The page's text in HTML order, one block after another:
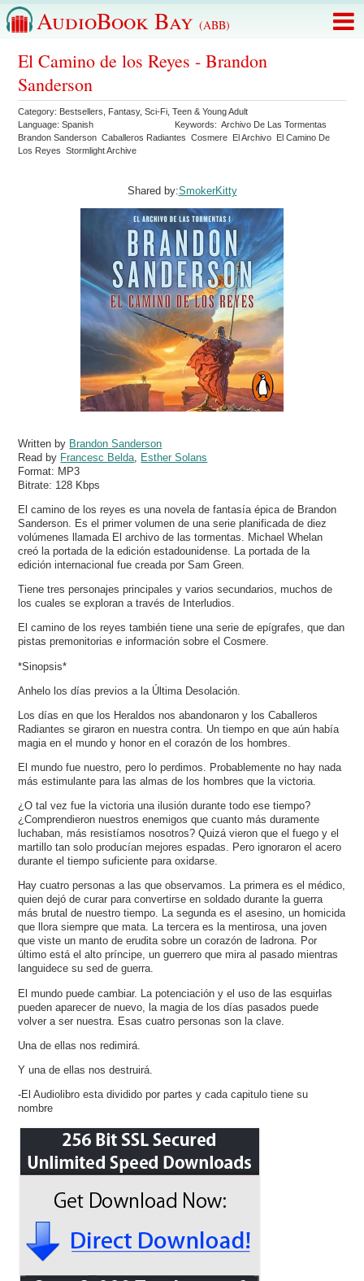
AudioBook Bay (ABB)
El Camino de los Reyes - Brandon
Sanderson
Category: Bestsellers Fantasy,Sci-Fi ,Teen & Young Adult
Language:Spanish Keywords:Archivo De Las Tormentas
Brandon Sanderson Caballeros Radiantes Cosmere El Archivo El Camino De
Los Reyes
Stormlight Archive
Shared by:SmokerKitty
Written by Brandon Sanderson
Read by Francesc Belda
Esther Solans
Format: MP3
Bitrate: 128 Kbps
El camino de los reyes es una novela de fantasía épica de Brandon
Sanderson. Es el primer volumen de una serie planificada de diez
volúmenes llamada El archivo de las tormentas. Michael Whelan
creó la portada de la edición estadounidense. La portada de la
edición internacional fue creada por Sam Green.
Tiene tres personajes principales y varios secundarios, muchos de
los cuales se exploran a través de Interludios.
El camino de los reyes también tiene una serie de epígrafes, que dan
pistas premonitorias e información sobre el Cosmere.
*Sinopsis*
Anhelo los días previos a la Última Desolación.
Los días en que los Heraldos nos abandonaron y los Caballeros
Radiantes se giraron en nuestra contra. Un tiempo en que aún había
magia en el mundo y honor en el corazón de los hombres.
El mundo fue nuestro, pero lo perdimos. Probablemente no hay nada
más estimulante para las almas de los hombres que la victoria.
¿O tal vez fue la victoria una ilusión durante todo ese tiempo?
¿Comprendieron nuestros enemigos que cuanto más duramente
luchaban, más resistíamos nosotros? Quizá vieron que el fuego y el
martillo tan solo producían mejores espadas. Pero ignoraron el acero
durante el tiempo suficiente para oxidarse.
Hay cuatro personas a las que observamos. La primera es el médico,
quien dejó de curar para convertirse en soldado durante la guerra
más brutal de nuestro tiempo. La segunda es el asesino, un homicida
que llora siempre que mata. La tercera es la mentirosa, una joven
que viste un manto de erudita sobre un corazón de ladrona. Por
último está el alto príncipe, un guerrero que mira al pasado mientras
languidece su sed de guerra.
El mundo puede cambiar. La potenciación y el uso de las esquirlas
pueden aparecer de nuevo, la magia de los días pasados puede
volver a ser nuestra. Esas cuatro personas son la clave.
Una de ellas nos redimirá.
Y una de ellas nos destruirá.
-El Audiolibro esta dividido por partes y cada capitulo tiene su
nombre